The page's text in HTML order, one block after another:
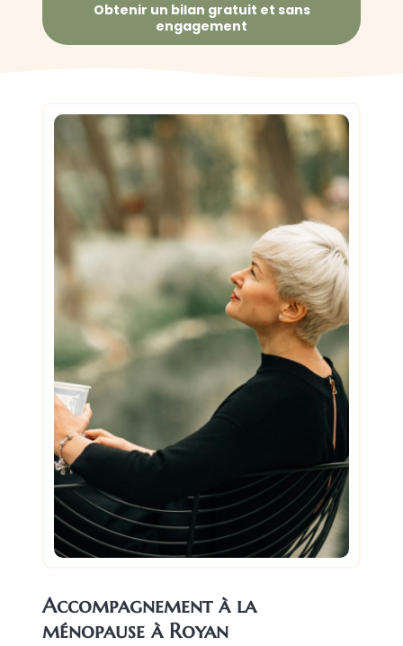
Obtenir un bilan gratuit et sans
engagement
Accompagnement à la
ménopause à Royan